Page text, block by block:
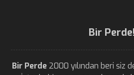
Bir Perde!
Bir Perde 2000 yılından beri siz